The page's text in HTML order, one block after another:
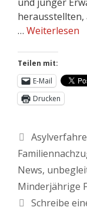
herausstellten,
… Weiterlesen
Teilen mit:
E-Mail
Drucken
News,
Minderjährige
Schreibe